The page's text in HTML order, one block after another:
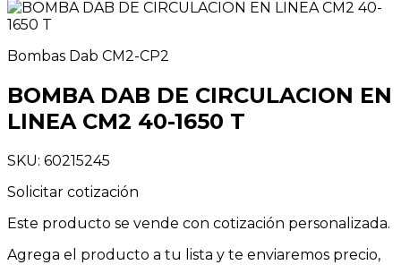
Bombas Dab CM2-CP2
BOMBA DAB DE CIRCULACION EN
LINEA CM2 40-1650 T
SKU: 60215245
Solicitar cotización
Este producto se vende con cotización personalizada.
Agrega el producto a tu lista y te enviaremos precio,